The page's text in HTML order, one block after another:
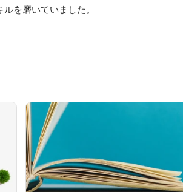
を磨いていました。